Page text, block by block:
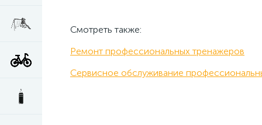
Смотреть также:
Ремонт профессиональных тренажеров
Сервисное обслуживание